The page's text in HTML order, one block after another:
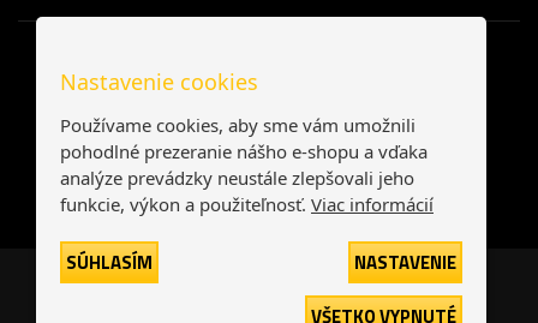
Slovensko
Nastavenie cookies
Používame cookies, aby sme vám umožnili
pohodlné prezeranie nášho e-shopu a vďaka
analýze prevádzky neustále zlepšovali jeho
funkcie, výkon a použiteľnosť. Viac informácií
SÚHLASÍM
NASTAVENIE
VŠETKO VYPNUTÉ